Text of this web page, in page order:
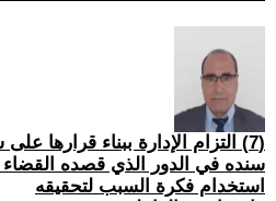
(7) التزام الإدارة ببناء قرارها
سنده في الدور الذي قصده القضاء
استخدام فكرة السبب لتحقیقه